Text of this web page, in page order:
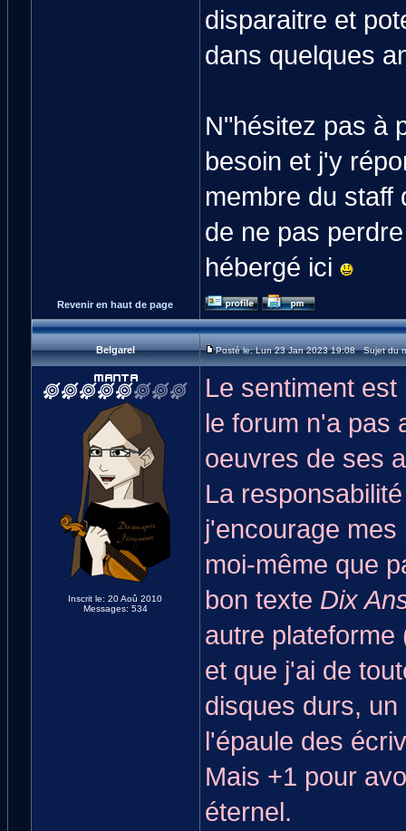
disparaitre et
dans quelques
N"hésitez pas à
besoin et j'y
membre du staff
de ne pas
hébergé ici
Revenir en haut de page
Belgarel Posté le: Lun 23 Jan 2023 19:08 Sujet du
Inscrit le: 20 Aoû 2010
Messages: 534
Le sentiment
le forum n'a pas
oeuvres de ses
La
j'encourage
moi-même que
bon texte Dix
autre plateforme
et que j'ai de
disques durs,
l'épaule des
Mais +1 pour
éternel.